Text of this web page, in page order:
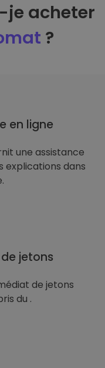
je acheter
?
en ligne
une assistance
explications dans
jetons
de jetons
du .